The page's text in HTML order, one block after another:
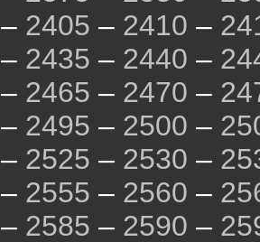
– 2405 – 2410 –
– 2435 – 2440 –
– 2465 – 2470 –
– 2495 – 2500 –
– 2525 – 2530 –
– 2555 – 2560 –
– 2585 – 2590 –